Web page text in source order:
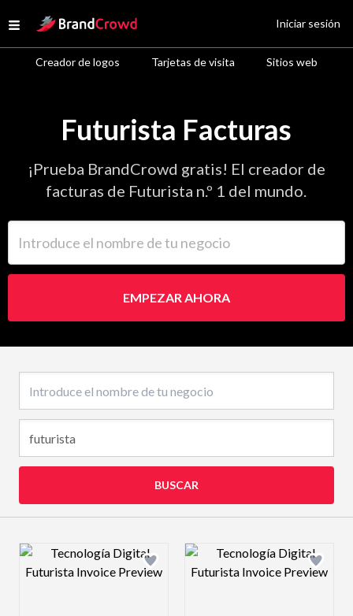
Open menu
Site Logo
Creador de logos Tarjetas de visita Sitios web
Iniciar sesión
Futurista Facturas
¡Prueba BrandCrowd gratis! El creador de
facturas de Futurista n.º 1 del mundo.
EMPEZAR AHORA
BUSCAR
Design preview image Design preview